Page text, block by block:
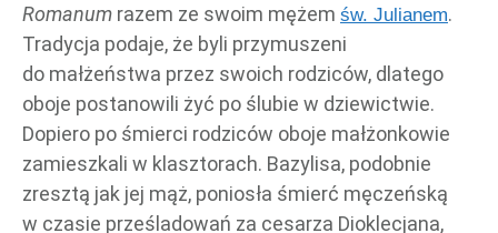
Romanum razem ze swoim mężem św. Julianem.
Tradycja podaje, że byli przymuszeni
do małżeństwa przez swoich rodziców, dlatego
oboje postanowili żyć po ślubie w dziewictwie.
Dopiero po śmierci rodziców oboje małżonkowie
zamieszkali w klasztorach. Bazylisa, podobnie
zresztą jak jej mąż, poniosła śmierć męczeńską
w czasie prześladowań za cesarza Dioklecjana,